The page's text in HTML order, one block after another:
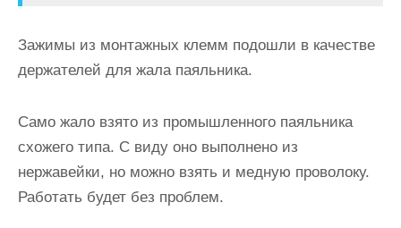
Зажимы из монтажных клемм подошли в качестве
держателей для жала паяльника.
Само жало взято из промышленного паяльника
схожего типа. С виду оно выполнено из
нержавейки, но можно взять и медную проволоку.
Работать будет без проблем.